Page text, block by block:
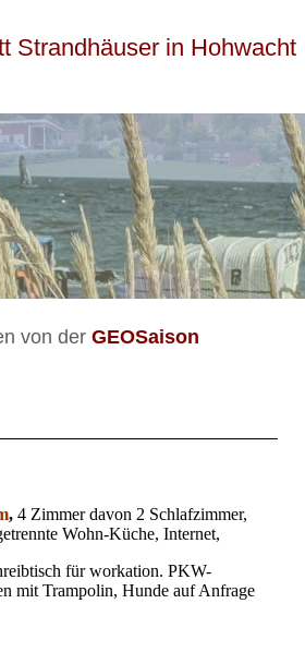
Strandhäuser in Hohwacht
von der GEOSaison
, 4 Zimmer davon 2 Schlafzimmer,
Wohn-Küche, Internet,
für workation. PKW-
mit Trampolin, Hunde auf Anfrage